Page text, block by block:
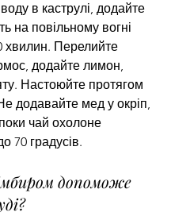
в каструлі, додайте
на повільному вогні
хвилин. Перелийте
додайте лимон,
Настоюйте протягом
додавайте мед у окріп,
чай охолоне
70 градусів.
допоможе